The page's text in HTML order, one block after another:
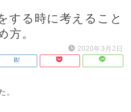
する時に考えること
方。
2020年3月2日
。